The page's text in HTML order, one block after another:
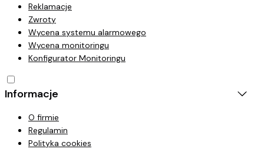
Reklamacje
Zwroty
Wycena systemu alarmowego
Wycena monitoringu
Konfigurator Monitoringu
Informacje
O firmie
Regulamin
Polityka cookies